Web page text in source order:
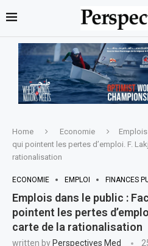
Home Economie
qui pointent les pertes d’emploi. F.
rationalisation
ECONOMIE EMPLOI FINANCES
Emplois dans le public :
pointent les pertes
carte de la rationalisation
written by Perspectives Med